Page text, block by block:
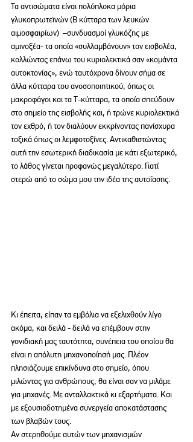
Τα αντισώματα είναι πολύπλοκα μόρια
γλυκοπρωτεϊνών (Β κύτταρα των λευκών
αιμοσφαιρίων)  –συνδυασμοί γλυκόζης με
αμινοξέα- τα οποία «συλλαμβάνουν» τον εισβολέα,
κολλώντας επάνω του κυριολεκτικά σαν «κομάντα
αυτοκτονίας», ενώ ταυτόχρονα δίνουν σήμα σε
άλλα κύτταρα του ανοσοποιητικού, όπως οι
μακροφάγοι και τα Τ-κύτταρα, τα οποία σπεύδουν
στο σημείο της εισβολής και, ή τρώνε κυριολεκτικά
τον εχθρό, ή τον διαλύουν εκκρίνοντας πανίσχυρα
τοξικά όπως οι λεμφοτοξίνες. Αντικαθιστώντας
αυτή την εσωτερική διαδικασία με κάτι εξωτερικό,
το λάθος γίνεται προφανώς μεγαλύτερο. Γιατί
στερώ από το σώμα μου την ιδέα της αυτοΐασης.
Κι έπειτα, είπαν τα εμβόλια να εξελιχθούν λίγο
ακόμα, και δειλά - δειλά να επέμβουν στην
γονιδιακή μας ταυτότητα, συνέπεια του οποίου θα
είναι η απόλυτη μηχανοποίησή μας. Πλέον
πλησιάζουμε επικίνδυνα στο σημείο, όπου
μιλώντας για ανθρώπους, θα είναι σαν να μιλάμε
για μηχανές. Με ανταλλακτικά κι εξαρτήματα. Και
με εξουσιοδοτημένα συνεργεία αποκατάστασης
των βλαβών τους.
Αν στερηθούμε αυτών των μηχανισμών